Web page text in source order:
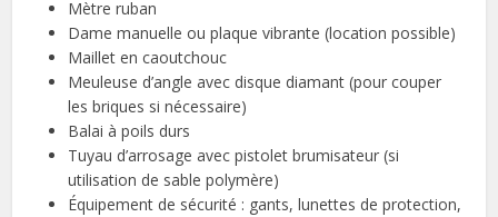
Mètre ruban
Dame manuelle ou plaque vibrante (location possible)
Maillet en caoutchouc
Meuleuse d’angle avec disque diamant (pour couper
les briques si nécessaire)
Balai à poils durs
Tuyau d’arrosage avec pistolet brumisateur (si
utilisation de sable polymère)
Équipement de sécurité : gants, lunettes de protection,